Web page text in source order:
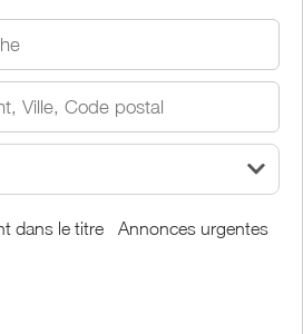
dans le titre Annonces urgentes